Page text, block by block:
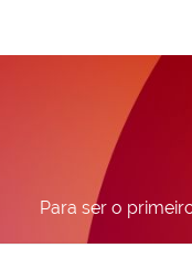
Para ser o